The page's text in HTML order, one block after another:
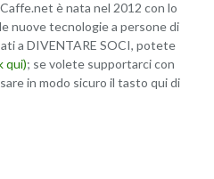
è nata nel 2012 con lo
nuove tecnologie a persone di
a DIVENTARE SOCI, potete
qui); se volete supportarci con
in modo sicuro il tasto qui di